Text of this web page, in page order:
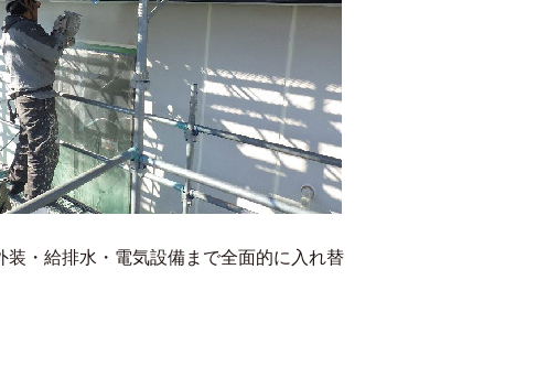
・給排水・電気設備まで全面的に入れ替